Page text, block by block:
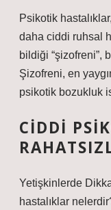
Psikotik
daha ciddi ruhsal
bildiği “şizofreni”,
Şizofreni, en
psikotik bozukluk
CIDDI
Yetişkinlerde
hastalıklar